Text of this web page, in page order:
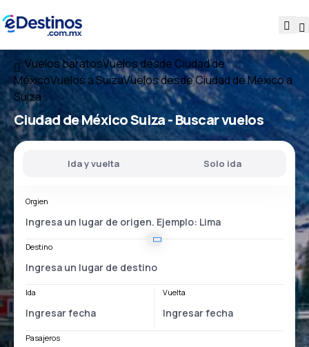
Vuelos baratosVuelos desde Ciudad de
MéxicoVuelos a SuizaVuelos desde Ciudad de México a
Suiza
Ciudad de México Suiza- Buscar vuelos
Ida y vuelta Solo ida
Orgien
Destino
Ida Vuelta
Pasajeros